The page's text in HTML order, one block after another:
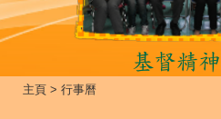
主頁 > 行事曆